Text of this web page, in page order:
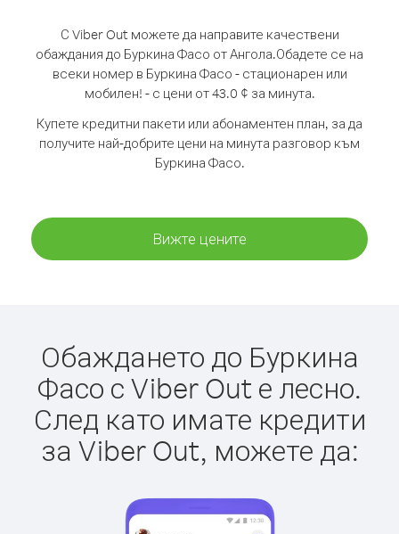
С Viber Out можете да направите качествени
обаждания до Буркина Фасо от Ангола.Обадете се на
всеки номер в Буркина Фасо - стационарен или
мобилен! - с цени от 43.0 ¢ за минута.
Купете кредитни пакети или абонаментен план, за да
получите най-добрите цени на минута разговор към
Буркина Фасо.
Вижте цените
Обаждането до Буркина
Фасо с Viber Out е лесно.
След като имате кредити
за Viber Out, можете да: